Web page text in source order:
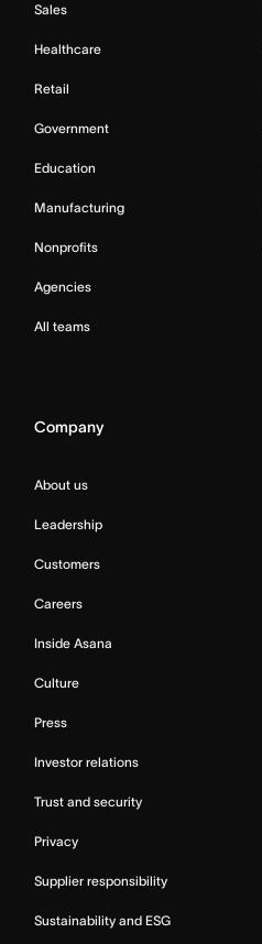
Sales
Healthcare
Retail
Government
Education
Manufacturing
Nonprofits
Agencies
All teams
Company
About us
Leadership
Customers
Careers
Inside Asana
Culture
Press
Investor relations
Trust and security
Privacy
Supplier responsibility
Sustainability and ESG